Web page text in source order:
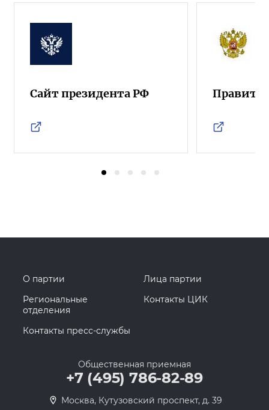
Сайт президента РФ
О партии
Лица партии
Региональные
отделения
Контакты ЦИК
Контакты пресс-службы
Общественная приемная
+7 (495) 786-82-89
Москва, Кутузовский проспект, д. 39